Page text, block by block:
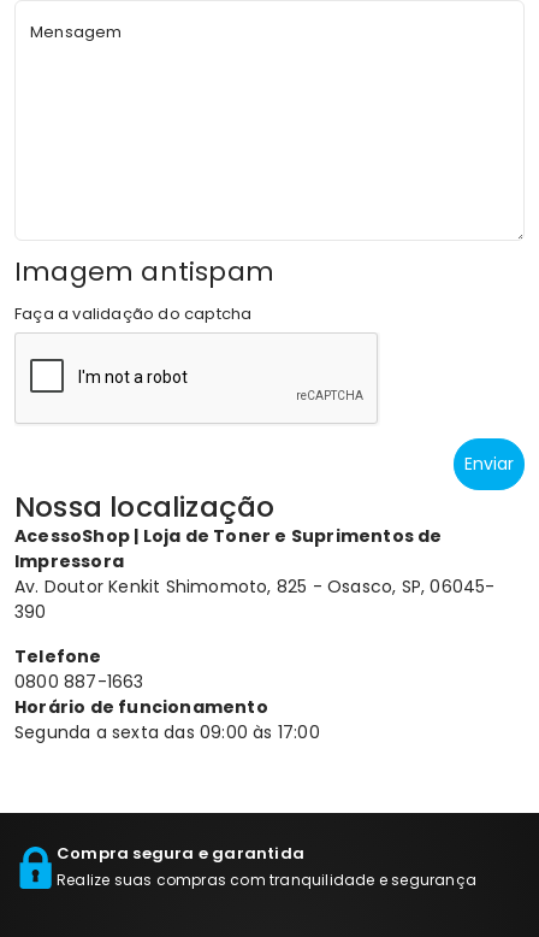
Mensagem
Imagem antispam
Faça a validação do captcha
Nossa localização
AcessoShop | Loja de Toner e Suprimentos de
Impressora
Av. Doutor Kenkit Shimomoto, 825 - Osasco, SP, 06045-
390
Telefone
0800 887-1663
Horário de funcionamento
Segunda a sexta das 09:00 às 17:00
Compra segura e garantida
Realize suas compras com tranquilidade e segurança